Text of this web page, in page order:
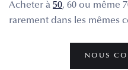
Acheter à 50, 60 ou même
rarement dans les mêmes
NOUS